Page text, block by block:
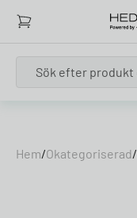
Hem/Okategoriserad/